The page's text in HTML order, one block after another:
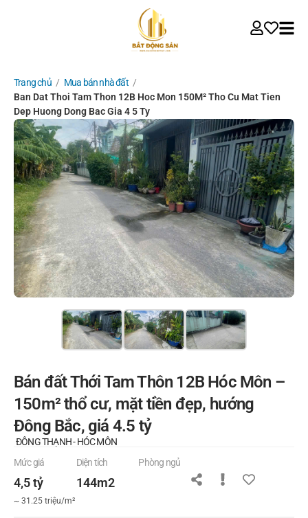
Trang chủ / Mua bán nhà đất /
Ban Dat Thoi Tam Thon 12B Hoc Mon 150M² Tho Cu Mat Tien
Dep Huong Dong Bac Gia 4 5 Ty
Bán đất Thới Tam Thôn 12B Hóc Môn –
150m² thổ cư, mặt tiền đẹp, hướng
Đông Bắc, giá 4.5 tỷ
ĐÔNG THẠNH - HÓC MÔN
Mức giá
4,5 tỷ
~ 31.25 triệu/m²
Diện tích
144m2
Phòng ngủ